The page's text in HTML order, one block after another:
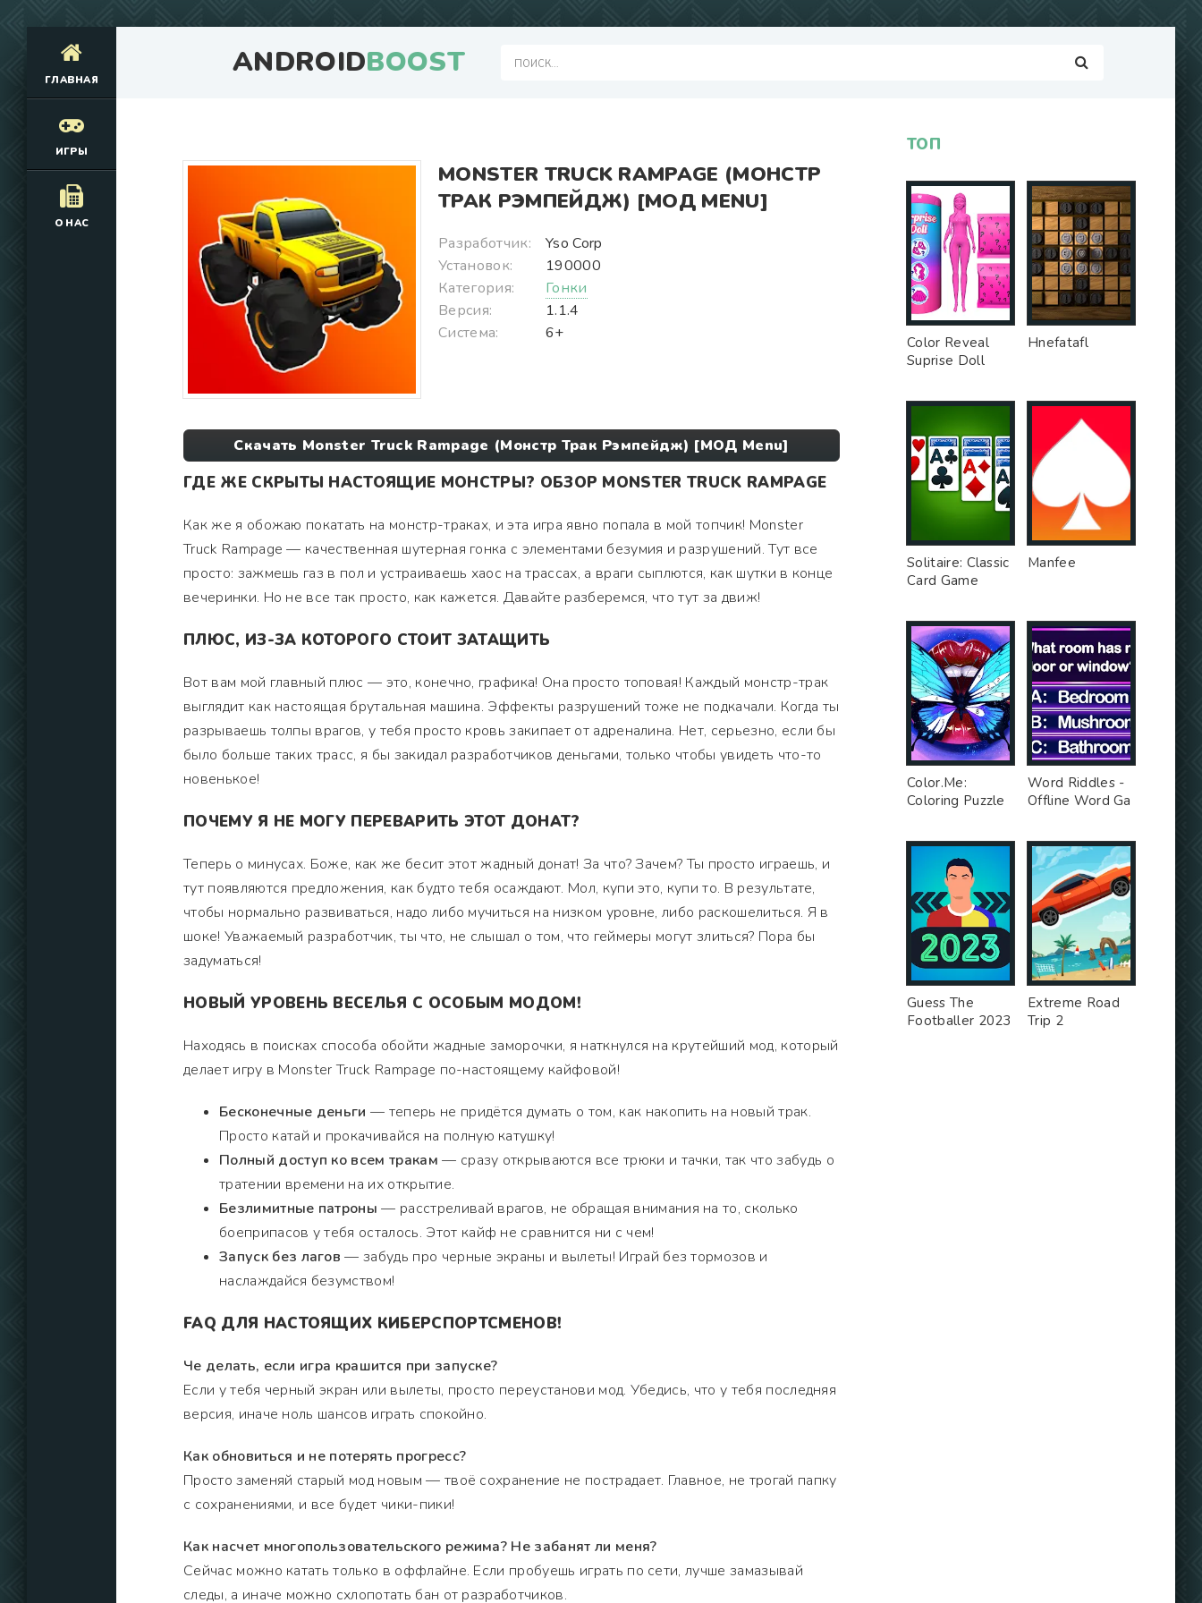
ANDROIDBOOST
ГЛАВНАЯ
ИГРЫ
О НАС
MONSTER TRUCK RAMPAGE (МОНСТР
ТРАК РЭМПЕЙДЖ) [МОД MENU]
Разработчик:
Yso Corp
Установок:
190000
Категория:
Гонки
Версия:
1.1.4
Система:
6+
Скачать Monster Truck Rampage (Монстр Трак Рэмпейдж) [МОД Menu]
ГДЕ ЖЕ СКРЫТЫ НАСТОЯЩИЕ МОНСТРЫ? ОБЗОР MONSTER TRUCK RAMPAGE
Как же я обожаю покатать на монстр-траках, и эта игра явно попала в мой топчик! Monster
Truck Rampage — качественная шутерная гонка с элементами безумия и разрушений. Тут все
просто: зажмешь газ в пол и устраиваешь хаос на трассах, а враги сыплются, как шутки в конце
вечеринки. Но не все так просто, как кажется. Давайте разберемся, что тут за движ!
ПЛЮС, ИЗ-ЗА КОТОРОГО СТОИТ ЗАТАЩИТЬ
Вот вам мой главный плюс — это, конечно, графика! Она просто топовая! Каждый монстр-трак
выглядит как настоящая брутальная машина. Эффекты разрушений тоже не подкачали. Когда ты
разрываешь толпы врагов, у тебя просто кровь закипает от адреналина. Нет, серьезно, если бы
было больше таких трасс, я бы закидал разработчиков деньгами, только чтобы увидеть что-то
новенькое!
ПОЧЕМУ Я НЕ МОГУ ПЕРЕВАРИТЬ ЭТОТ ДОНАТ?
Теперь о минусах. Боже, как же бесит этот жадный донат! За что? Зачем? Ты просто играешь, и
тут появляются предложения, как будто тебя осаждают. Мол, купи это, купи то. В результате,
чтобы нормально развиваться, надо либо мучиться на низком уровне, либо раскошелиться. Я в
шоке! Уважаемый разработчик, ты что, не слышал о том, что геймеры могут злиться? Пора бы
задуматься!
НОВЫЙ УРОВЕНЬ ВЕСЕЛЬЯ С ОСОБЫМ МОДОМ!
Находясь в поисках способа обойти жадные заморочки, я наткнулся на крутейший мод, который
делает игру в Monster Truck Rampage по-настоящему кайфовой!
Бесконечные деньги — теперь не придётся думать о том, как накопить на новый трак.
Просто катай и прокачивайся на полную катушку!
Полный доступ ко всем тракам — сразу открываются все трюки и тачки, так что забудь о
тратении времени на их открытие.
Безлимитные патроны — расстреливай врагов, не обращая внимания на то, сколько
боеприпасов у тебя осталось. Этот кайф не сравнится ни с чем!
Запуск без лагов — забудь про черные экраны и вылеты! Играй без тормозов и
наслаждайся безумством!
FAQ ДЛЯ НАСТОЯЩИХ КИБЕРСПОРТСМЕНОВ!
Че делать, если игра крашится при запуске?
Если у тебя черный экран или вылеты, просто переустанови мод. Убедись, что у тебя последняя
версия, иначе ноль шансов играть спокойно.
Как обновиться и не потерять прогресс?
Просто заменяй старый мод новым — твоё сохранение не пострадает. Главное, не трогай папку
с сохранениями, и все будет чики-пики!
Как насчет многопользовательского режима? Не забанят ли меня?
Сейчас можно катать только в оффлайне. Если пробуешь играть по сети, лучше замазывай
следы, а иначе можно схлопотать бан от разработчиков.
ТОП
Color Reveal
Suprise Doll
Hnefatafl
Solitaire: Classic
Card Game
Manfee
Color.Me:
Coloring Puzzle
Word Riddles -
Offline Word Ga
Guess The
Footballer 2023
Extreme Road
Trip 2